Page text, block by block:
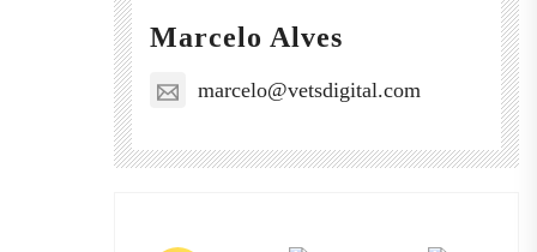
Marcelo Alves
marcelo@vetsdigital.com